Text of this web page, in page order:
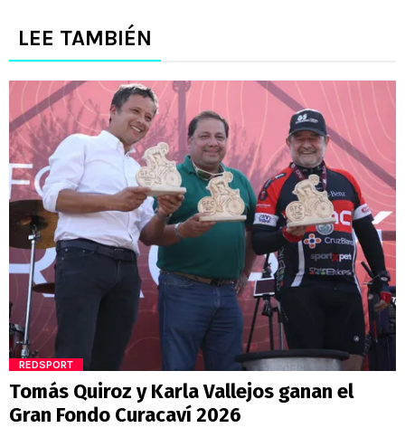
LEE TAMBIÉN
REDSPORT
Tomás Quiroz y Karla Vallejos ganan el
Gran Fondo Curacaví 2026